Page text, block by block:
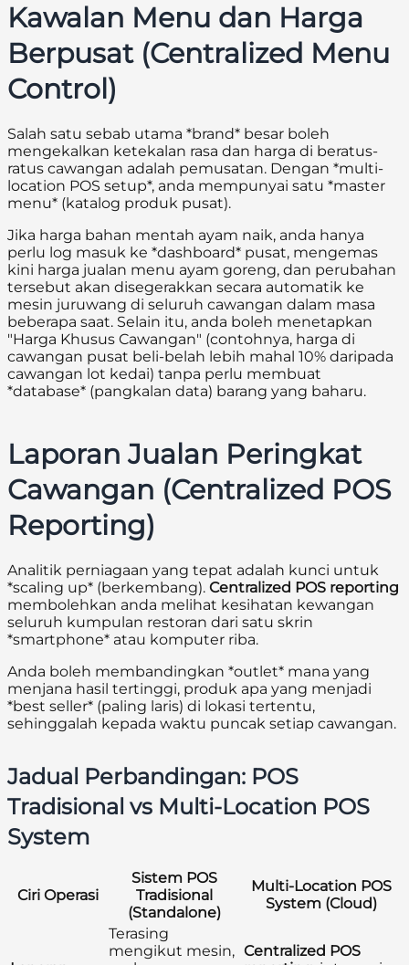
Kawalan Menu dan Harga
Berpusat (Centralized Menu
Control)
Salah satu sebab utama *brand* besar boleh
mengekalkan ketekalan rasa dan harga di beratus-
ratus cawangan adalah pemusatan. Dengan *multi-
location POS setup*, anda mempunyai satu *master
menu* (katalog produk pusat).
Jika harga bahan mentah ayam naik, anda hanya
perlu log masuk ke *dashboard* pusat, mengemas
kini harga jualan menu ayam goreng, dan perubahan
tersebut akan disegerakkan secara automatik ke
mesin juruwang di seluruh cawangan dalam masa
beberapa saat. Selain itu, anda boleh menetapkan
"Harga Khusus Cawangan" (contohnya, harga di
cawangan pusat beli-belah lebih mahal 10% daripada
cawangan lot kedai) tanpa perlu membuat
*database* (pangkalan data) barang yang baharu.
Laporan Jualan Peringkat
Cawangan (Centralized POS
Reporting)
Analitik perniagaan yang tepat adalah kunci untuk
*scaling up* (berkembang). Centralized POS reporting
membolehkan anda melihat kesihatan kewangan
seluruh kumpulan restoran dari satu skrin
*smartphone* atau komputer riba.
Anda boleh membandingkan *outlet* mana yang
menjana hasil tertinggi, produk apa yang menjadi
*best seller* (paling laris) di lokasi tertentu,
sehinggalah kepada waktu puncak setiap cawangan.
Jadual Perbandingan: POS
Tradisional vs Multi-Location POS
System
Ciri Operasi
Sistem POS
Tradisional
(Standalone)
Multi-Location POS
System (Cloud)
Terasing
mengikut mesin, Centralized POS